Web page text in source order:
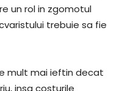
un rol in zgomotul
trebuie sa fie
mult mai ieftin decat
insa costurile